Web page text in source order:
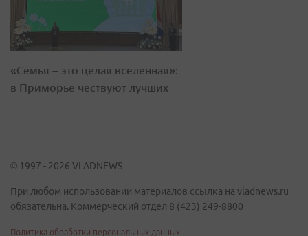
«Семья – это целая вселенная»:
в Приморье чествуют лучших
© 1997 - 2026 VLADNEWS
При любом использовании материалов ссылка на vladnews.ru
обязательна. Коммерческий отдел 8 (423) 249-8800
Политика обработки персональных данных